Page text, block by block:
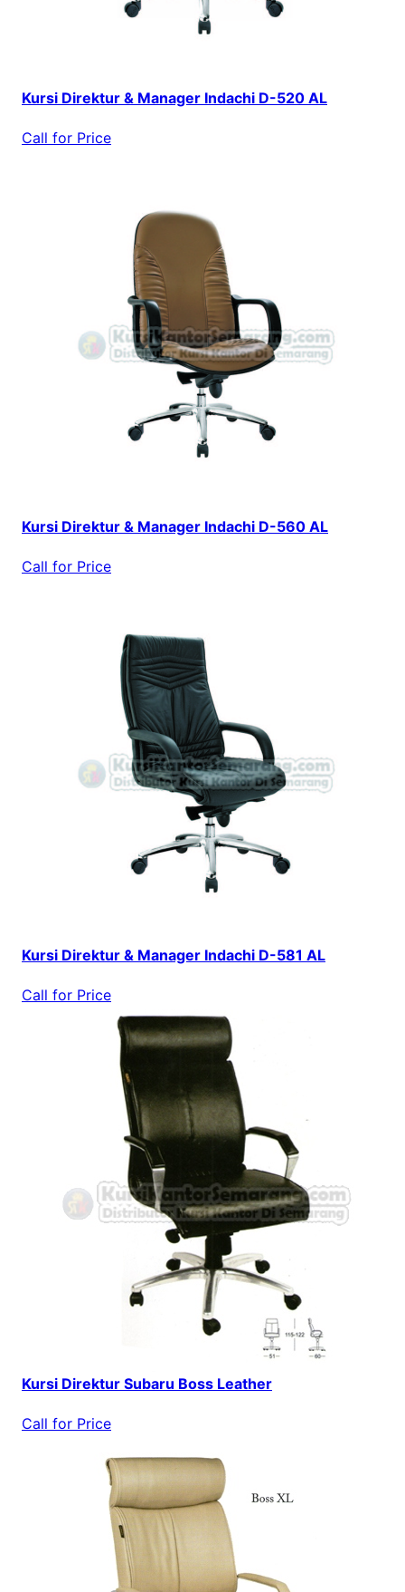
Kursi Direktur & Manager Indachi D-520 AL
Call for Price
Kursi Direktur & Manager Indachi D-560 AL
Call for Price
Kursi Direktur & Manager Indachi D-581 AL
Call for Price
Kursi Direktur Subaru Boss Leather
Call for Price